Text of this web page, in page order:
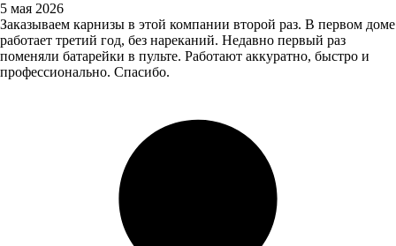
5 мая 2026
Заказываем карнизы в этой компании второй раз. В первом доме
работает третий год, без нареканий. Недавно первый раз
поменяли батарейки в пульте. Работают аккуратно, быстро и
профессионально. Спасибо.